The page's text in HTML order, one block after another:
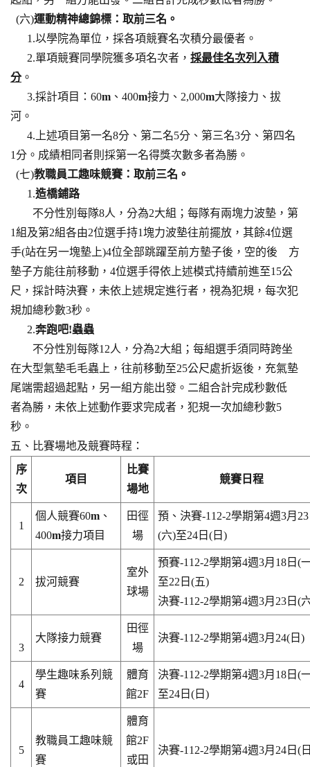
(六)運動精神總錦標：取前三名。
1.以學院為單位，採各項競賽名次積分最優者。
2.單項競賽同學院獲多項名次者， 採最佳名次列入積
分。
3.採計項目：60m 、400m接力、2,000m大隊接力、拔
河。
4.上述項目第一名8分、第二名5分、第三名3分、第四名
1分。成績相同者則採第一名得獎次數多者為勝。
(七)教職員工趣味競賽：取前三名。
1.造橋鋪路
不分性別每隊8人，分為2大組；每隊有兩塊力波墊，第
1組及第2組各由2位選手持1塊力波墊往前擺放，其餘4位選
手(站在另一塊墊上)4位全部跳躍至前方墊子後，空的後 方
墊子方能往前移動，4位選手得依上述模式持續前進至15公
尺，採計時決賽，未依上述規定進行者，視為犯規，每次犯
規加總秒數3秒。
2.奔跑吧!蟲蟲
不分性別每隊12人，分為2大組；每組選手須同時跨坐
在大型氣墊毛毛蟲上，往前移動至25公尺處折返後，充氣墊
尾端需超過起點，另一組方能出發。二組合計完成秒數低
者為勝，未依上述動作要求完成者，犯規一次加總秒數5
秒。
五、比賽場地及競賽時程：
序
次
項目
比賽
場地
競賽日程
1
個人競賽60m 、
400m接力項目
田徑
場
預、決賽-112-2學期第4週3月
(六)至24日(日)
2 拔河競賽
室外
球場
預賽-112-2學期第4週3月18日(
至22日(五)
決賽-112-2學期第4週3月23日(
3
大隊接力競賽
田徑
場
決賽-112-2學期第4週3月24(日)
4
學生趣味系列競
賽
體育
館2F
決賽-112-2學期第4週3月18日(
至24日(日)
5
教職員工趣味競
賽
體育
館2F
或田
決賽-112-2學期第4週3月24日(